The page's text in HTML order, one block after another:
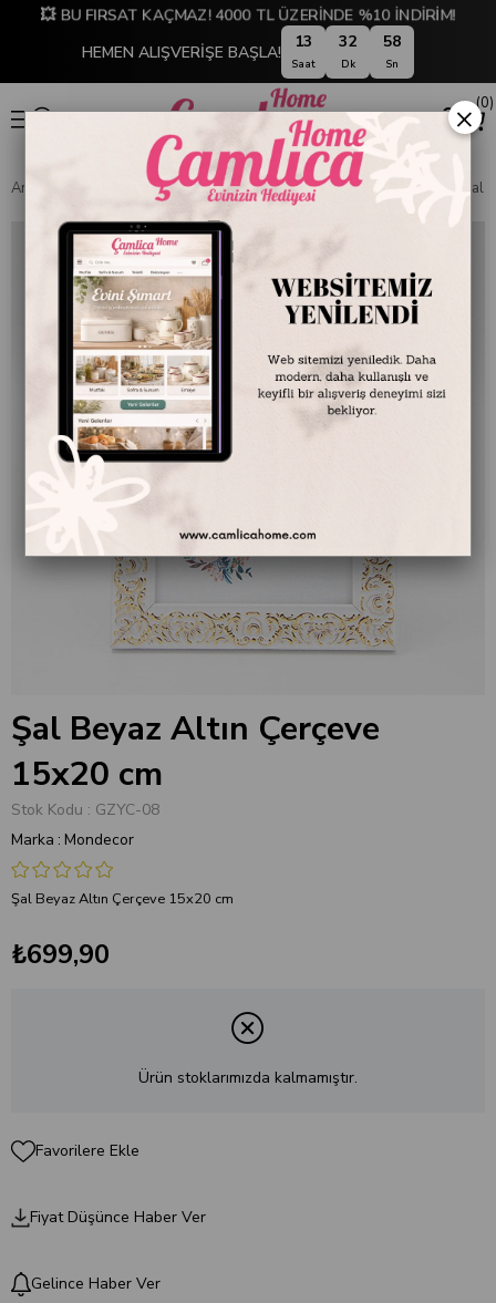
💥 BU FIRSAT KAÇMAZ! 4000 TL ÜZERİNDE %10 İNDİRİM!
HEMEN ALIŞVERİŞE BAŞLA! 13
Saat
32
Dk
57
Sn
0
Anasayfa DEKORASYON Ev Aksesuarları Fotoğraf Çerçevesi Şal
Şal Beyaz Altın Çerçeve
15x20 cm
Stok Kodu
GZYC-08
Marka : Mondecor
Şal Beyaz Altın Çerçeve 15x20 cm
₺699,90
Ürün stoklarımızda kalmamıştır.
Favorilere Ekle
Fiyat Düşünce Haber Ver
Gelince Haber Ver
×